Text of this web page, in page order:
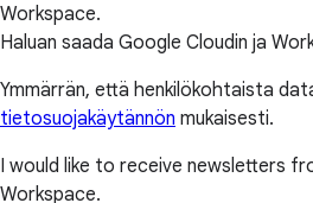
Workspace.
Haluan saada Google Cloudin ja
Ymmärrän, että henkilökohtaista
tietosuojakäytännön mukaisesti.
I would like to receive newsletters
Workspace.